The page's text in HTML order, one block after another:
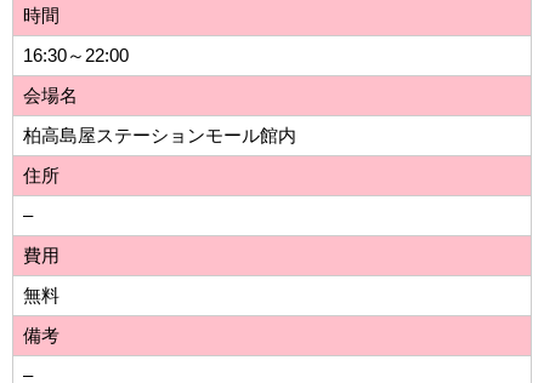
時間
16:30～22:00
会場名
柏高島屋ステーションモール館内
住所
–
費用
無料
備考
–